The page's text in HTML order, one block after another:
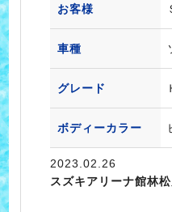
お客様
車種
グレード
ボディーカラー
2023.02.26
スズキアリーナ館林